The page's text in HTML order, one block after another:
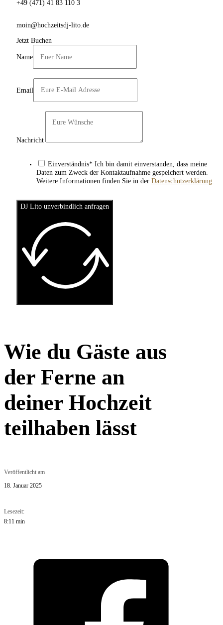
+49 (471) 41 83 110 3
moin@hochzeitsdj-lito.de
Jetzt Buchen
Name
Email
Nachricht
Einverständnis* Ich bin damit einverstanden, dass meine
Daten zum Zweck der Kontaktaufnahme gespeichert werden.
Weitere Informationen finden Sie in der Datenschutzerklärung.
DJ Lito unverbindlich anfragen
Wie du Gäste aus
der Ferne an
deiner Hochzeit
teilhaben lässt
Veröffentlicht am
18. Januar 2025
Lesezeit:
8:11 min